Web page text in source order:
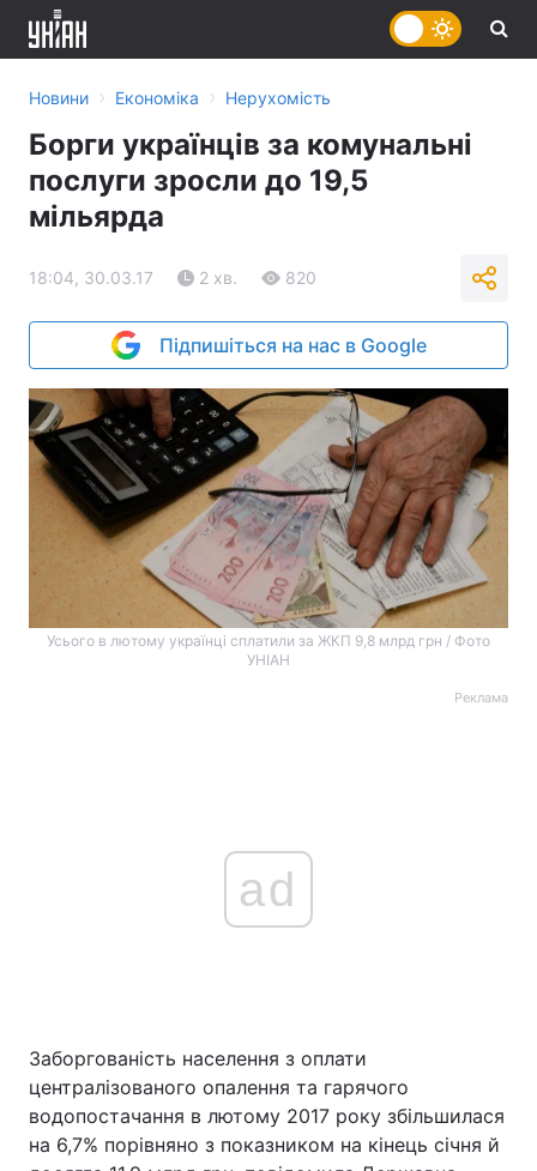
Новини › Економіка › Нерухомість
Борги українців за комунальні
послуги зросли до 19,5
мільярда
18:04, 30.03.17 2 хв. 820
Підпишіться на нас в Google
Усього в лютому українці сплатили за ЖКП 9,8 млрд грн / Фото
УНІАН
Реклама
ad
Заборгованість населення з оплати
централізованого опалення та гарячого
водопостачання в лютому 2017 року збільшилася
на 6,7% порівняно з показником на кінець січня й